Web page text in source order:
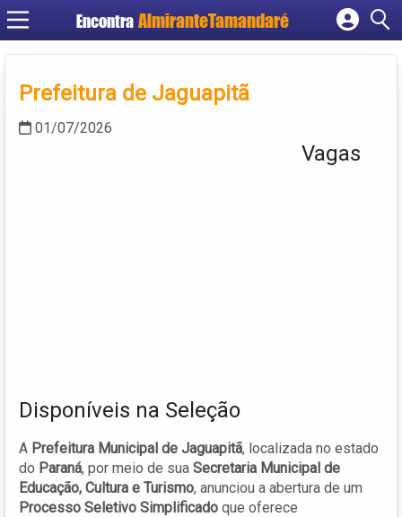
Encontra
Cadastrar empresa
Criar conta
Prefeitura de Jaguapitã
01/07/2026
Vagas
Disponíveis na Seleção
A Prefeitura Municipal de Jaguapitã, localizada no estado
do Paraná, por meio de sua Secretaria Municipal de
Educação, Cultura e Turismo, anunciou a abertura de um
Processo Seletivo Simplificado que oferece